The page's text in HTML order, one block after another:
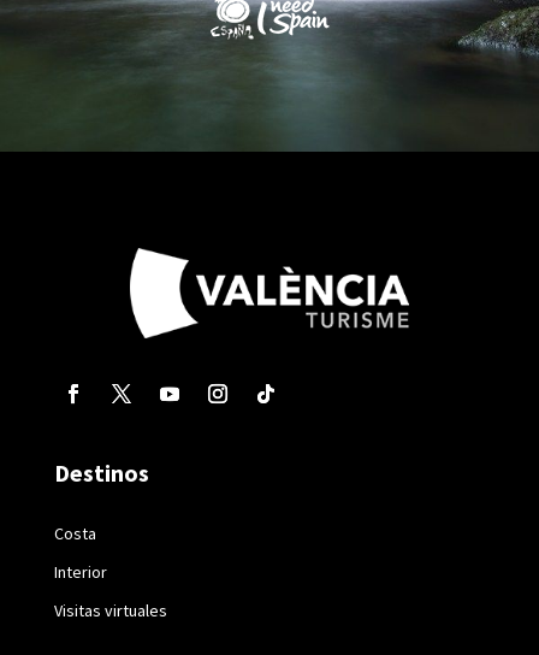
Destinos
Costa
Interior
Visitas virtuales